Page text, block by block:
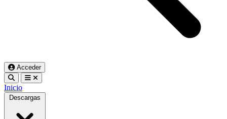
Acceder
Inicio
Descargas